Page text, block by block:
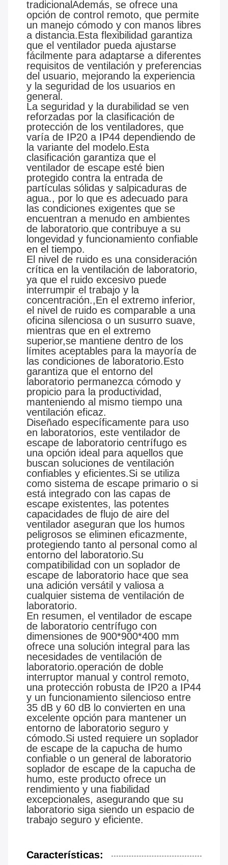
tradicionalAdemás, se ofrece una
opción de control remoto, que permite
un manejo cómodo y con manos libres
a distancia.Esta flexibilidad garantiza
que el ventilador pueda ajustarse
fácilmente para adaptarse a diferentes
requisitos de ventilación y preferencias
del usuario, mejorando la experiencia
y la seguridad de los usuarios en
general.
La seguridad y la durabilidad se ven
reforzadas por la clasificación de
protección de los ventiladores, que
varía de IP20 a IP44 dependiendo de
la variante del modelo.Esta
clasificación garantiza que el
ventilador de escape esté bien
protegido contra la entrada de
partículas sólidas y salpicaduras de
agua., por lo que es adecuado para
las condiciones exigentes que se
encuentran a menudo en ambientes
de laboratorio.que contribuye a su
longevidad y funcionamiento confiable
en el tiempo.
El nivel de ruido es una consideración
crítica en la ventilación de laboratorio,
ya que el ruido excesivo puede
interrumpir el trabajo y la
concentración.,En el extremo inferior,
el nivel de ruido es comparable a una
oficina silenciosa o un susurro suave,
mientras que en el extremo
superior,se mantiene dentro de los
límites aceptables para la mayoría de
las condiciones de laboratorio.Esto
garantiza que el entorno del
laboratorio permanezca cómodo y
propicio para la productividad,
manteniendo al mismo tiempo una
ventilación eficaz.
Diseñado específicamente para uso
en laboratorios, este ventilador de
escape de laboratorio centrífugo es
una opción ideal para aquellos que
buscan soluciones de ventilación
confiables y eficientes.Si se utiliza
como sistema de escape primario o si
está integrado con las capas de
escape existentes, las potentes
capacidades de flujo de aire del
ventilador aseguran que los humos
peligrosos se eliminen eficazmente,
protegiendo tanto al personal como al
entorno del laboratorio.Su
compatibilidad con un soplador de
escape de laboratorio hace que sea
una adición versátil y valiosa a
cualquier sistema de ventilación de
laboratorio.
En resumen, el ventilador de escape
de laboratorio centrífugo con
dimensiones de 900*900*400 mm
ofrece una solución integral para las
necesidades de ventilación de
laboratorio.operación de doble
interruptor manual y control remoto,
una protección robusta de IP20 a IP44
y un funcionamiento silencioso entre
35 dB y 60 dB lo convierten en una
excelente opción para mantener un
entorno de laboratorio seguro y
cómodo.Si usted requiere un soplador
de escape de la capucha de humo
confiable o un general de laboratorio
soplador de escape de la capucha de
humo, este producto ofrece un
rendimiento y una fiabilidad
excepcionales, asegurando que su
laboratorio siga siendo un espacio de
trabajo seguro y eficiente.
Características: